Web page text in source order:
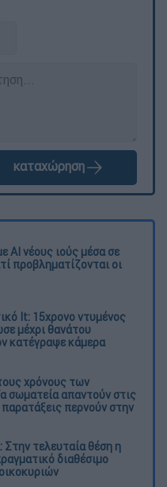
καταχώρηση
AI νέους ιούς μέσα σε
προβληματίζονται οι
It: 15χρονο ντυμένος
μέχρι θανάτου
κατέγραψε κάμερα
χρόνους των
σωματεία απαντούν στις
παρατάξεις περνούν στην
τελευταία θέση η
διαθέσιμο